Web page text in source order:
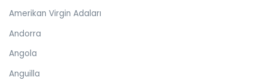
Amerikan Virgin Adaları
Andorra
Angola
Anguilla